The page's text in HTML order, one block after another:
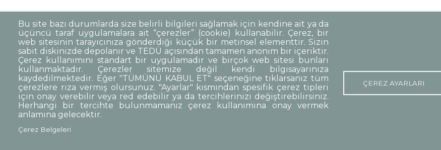
Bu site bazı durumlarda size belirli bilgileri sağlamak için kendine ait ya da
üçüncü taraf uygulamalara ait “çerezler” (cookie) kullanabilir. Çerez, bir
web sitesinin tarayıcınıza gönderdiği küçük bir metinsel elementtir. Sizin
sabit diskinizde depolanır ve TEDÜ açısından tamamen anonim bir içeriktir.
Çerez kullanımını standart bir uygulamadır ve birçok web sitesi bunları
kullanmaktadır. Çerezler sitemize değil kendi bilgisayarınıza
kaydedilmektedir. Eğer "TÜMÜNÜ KABUL ET" seçeneğine tıklarsanız tüm
çerezlere rıza vermiş olursunuz. "Ayarlar" kısmından spesifik çerez tipleri
için onay verebilir veya red edebilir ya da tercihlerinizi değiştirebilirsiniz.
Herhangi bir tercihte bulunmamanız çerez kullanımına onay vermek
anlamına gelecektir.
Çerez Belgeleri
ÇEREZ AYARLARI
Dipnot
Sıkça Sorulan Sorular Kişisel Verilerin Korunması Gizlilik Politikası Sorumluluk Reddi
Kurumsal Kimlik
© TED Üniversitesi. Ziya Gökalp Caddesi No:48 06420, Kolej Çankaya ANKARA
TED
Üniversitesi
Twitter
TED
Üniversitesi
TED
Üniversitesi
TED
Üniversitesi
TED
Üniversitesi
WhatsApp